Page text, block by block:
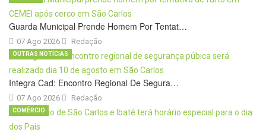
Guarda Municipal Prende Homem Por Tentat…
07 Ago 2026 Redação
Integra Cad: Encontro Regional De Segura…
07 Ago 2026
OUTRAS NOTÍCIAS
Redação
COMÉRCIO